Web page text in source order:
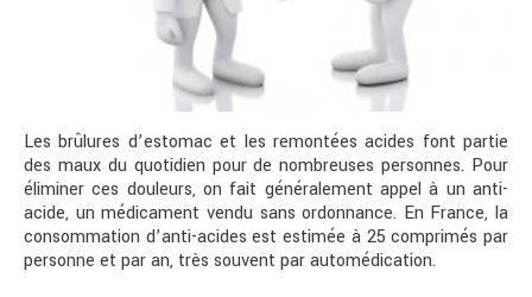
Les brûlures d’estomac et les remontées acides font partie
des maux du quotidien pour de nombreuses personnes. Pour
éliminer ces douleurs, on fait généralement appel à un anti-
acide, un médicament vendu sans ordonnance. En France, la
consommation d’anti-acides est estimée à 25 comprimés par
personne et par an, très souvent par automédication.